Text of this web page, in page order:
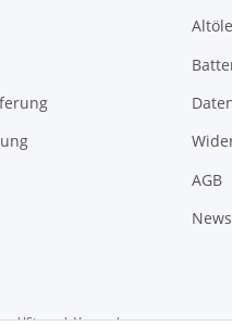
AGB
USt., zzgl.Versand